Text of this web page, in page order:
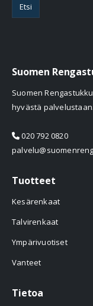
Etsi
Suomen
Suomen
hyvästä palvelustaan.
020 792 0820
Tuotteet
Kesärenkaat
Talvirenkaat
Ympärivuotiset
Vanteet
Tietoa